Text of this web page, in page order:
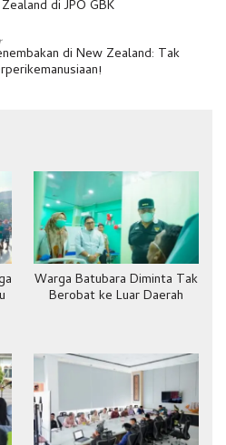
di JPO GBK
di New Zealand: Tak
Warga Batubara Diminta Tak
Berobat ke Luar Daerah